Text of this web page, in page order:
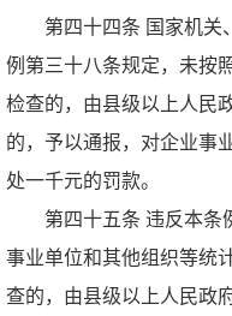
第四十四条 国家机关
例第三十八条规定，未按
检查的，由县级以上人民
的，予以通报，对企业事
处一千元的罚款。
第四十五条 违反本条
事业单位和其他组织等统
查的，由县级以上人民政